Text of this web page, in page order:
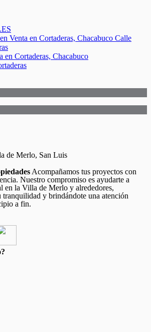
en Cortaderas, Chacabuco
de Merlo, San Luis
Acompañamos tus proyectos con
Nuestro compromiso es ayudarte a
en la Villa de Merlo y alrededores,
tranquilidad y brindándote una atención
a fin.